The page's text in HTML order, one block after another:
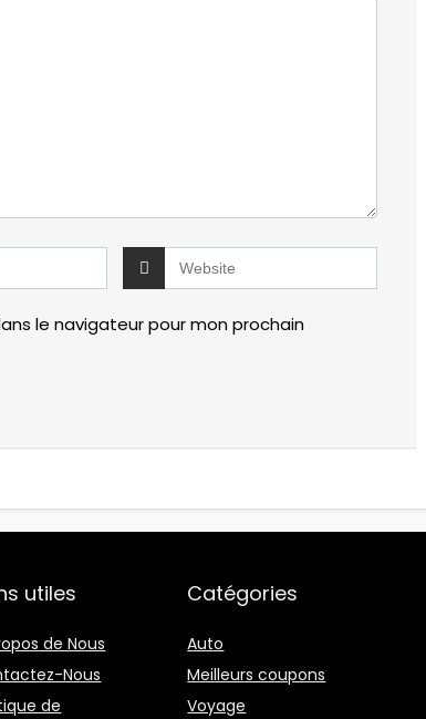
le navigateur pour mon prochain
utiles
de Nous
Nous
de
Catégories
Auto
Meilleurs coupons
Voyage